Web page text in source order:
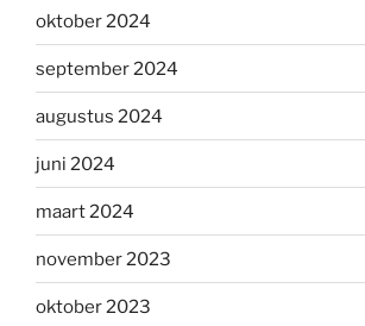
oktober 2024
september 2024
augustus 2024
juni 2024
maart 2024
november 2023
oktober 2023